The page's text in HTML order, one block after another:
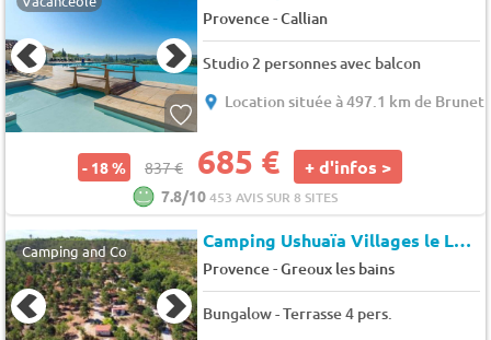
Provence-Callian
Studio 2 personnes avec balcon
Location située à 497.1 km de Brunet
- 18 % 837 € 685 € + d'infos >
7.8/10453 AVIS SUR 8 SITES
Camping and Co Camping Ushuaïa Villages le Lavandin
Provence-Greoux les bains
Bungalow - Terrasse 4 pers.